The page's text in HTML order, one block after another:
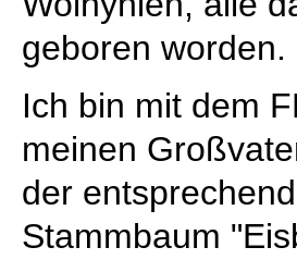
geboren worden.
Ich bin mit dem
meinen
der
Stammbaum